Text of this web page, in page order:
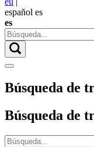
español es
es
Búsqueda de
Búsqueda de